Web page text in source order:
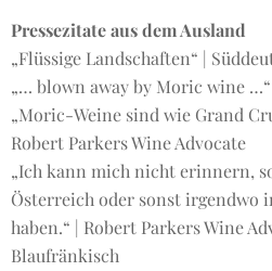
Pressezitate aus dem Ausland
„Flüssige Landschaften“ |
„… blown away by Moric wine
„Moric-Weine sind wie Grand
Robert Parkers Wine Advocate
„Ich kann mich nicht erinnern,
Österreich oder sonst irgendwo
haben.“ | Robert Parkers Wine
Blaufränkisch